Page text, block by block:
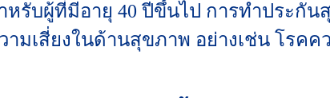
หรับผู้ที่มีอายุ 40 ปีขึ้นไป การทำประกัน
ามเสี่ยงในด้านสุขภาพ อย่างเช่น โรค